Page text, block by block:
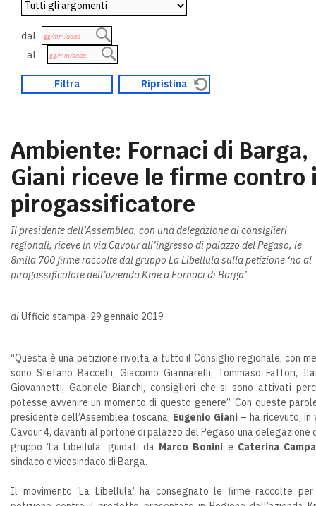
dal
al
Ambiente: Fornaci di Barga,
Giani riceve le firme contro
pirogassificatore
Il presidente dell’Assemblea, con una delegazione di consiglieri
regionali, riceve in via Cavour all’ingresso di palazzo del Pegaso, le
8mila 700 firme raccolte dal gruppo La Libellula sulla petizione ‘no al
pirogassificatore dell’azienda Kme a Fornaci di Barga’
diUfficio stampa, 29 gennaio 2019
“Questa è una petizione rivolta a tutto il Consiglio regionale, con
sono Stefano Baccelli, Giacomo Giannarelli, Tommaso Fattori,
Giovannetti, Gabriele Bianchi, consiglieri che si sono attivati
potesse avvenire un momento di questo genere”. Con queste
presidente dell’Assemblea toscana, Eugenio Giani – ha ricevuto, in
Cavour 4, davanti al portone di palazzo del Pegaso una delegazione
gruppo ‘La Libellula’ guidati da Marco Bonini e Caterina
sindaco e vicesindaco di Barga.
Il movimento ‘La Libellula’ ha consegnato le firme raccolte